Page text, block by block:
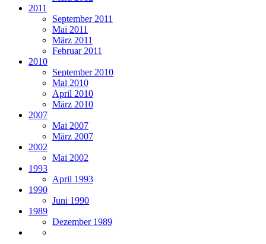
2011
September 2011
Mai 2011
März 2011
Februar 2011
2010
September 2010
Mai 2010
April 2010
März 2010
2007
Mai 2007
März 2007
2002
Mai 2002
1993
April 1993
1990
Juni 1990
1989
Dezember 1989